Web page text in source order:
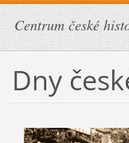
Centrum české
Dny